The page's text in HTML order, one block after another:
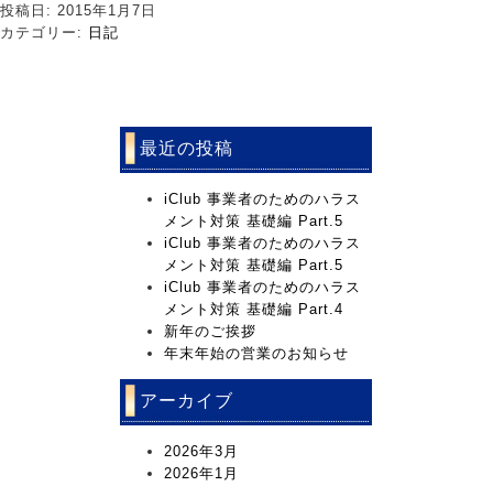
投稿日: 2015年1月7日
カテゴリー: 日記
最近の投稿
iClub 事業者のためのハラス
メント対策 基礎編 Part.5
iClub 事業者のためのハラス
メント対策 基礎編 Part.5
iClub 事業者のためのハラス
メント対策 基礎編 Part.4
新年のご挨拶
年末年始の営業のお知らせ
アーカイブ
2026年3月
2026年1月